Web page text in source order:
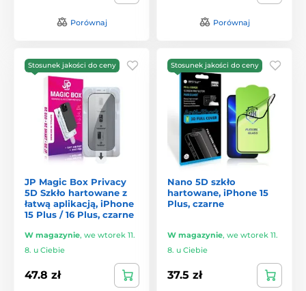
Porównaj Porównaj
Stosunek jakości do ceny
JP Magic Box Privacy
5D Szkło hartowane z
łatwą aplikacją, iPhone
15 Plus / 16 Plus, czarne
W magazynie, we wtorek 11.
8. u Ciebie
47.8 zł
Stosunek jakości do ceny
Nano 5D szkło
hartowane, iPhone 15
Plus, czarne
W magazynie, we wtorek 11.
8. u Ciebie
37.5 zł